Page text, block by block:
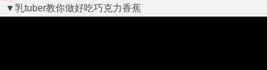
▼乳tuber教你做好吃巧克力香蕉